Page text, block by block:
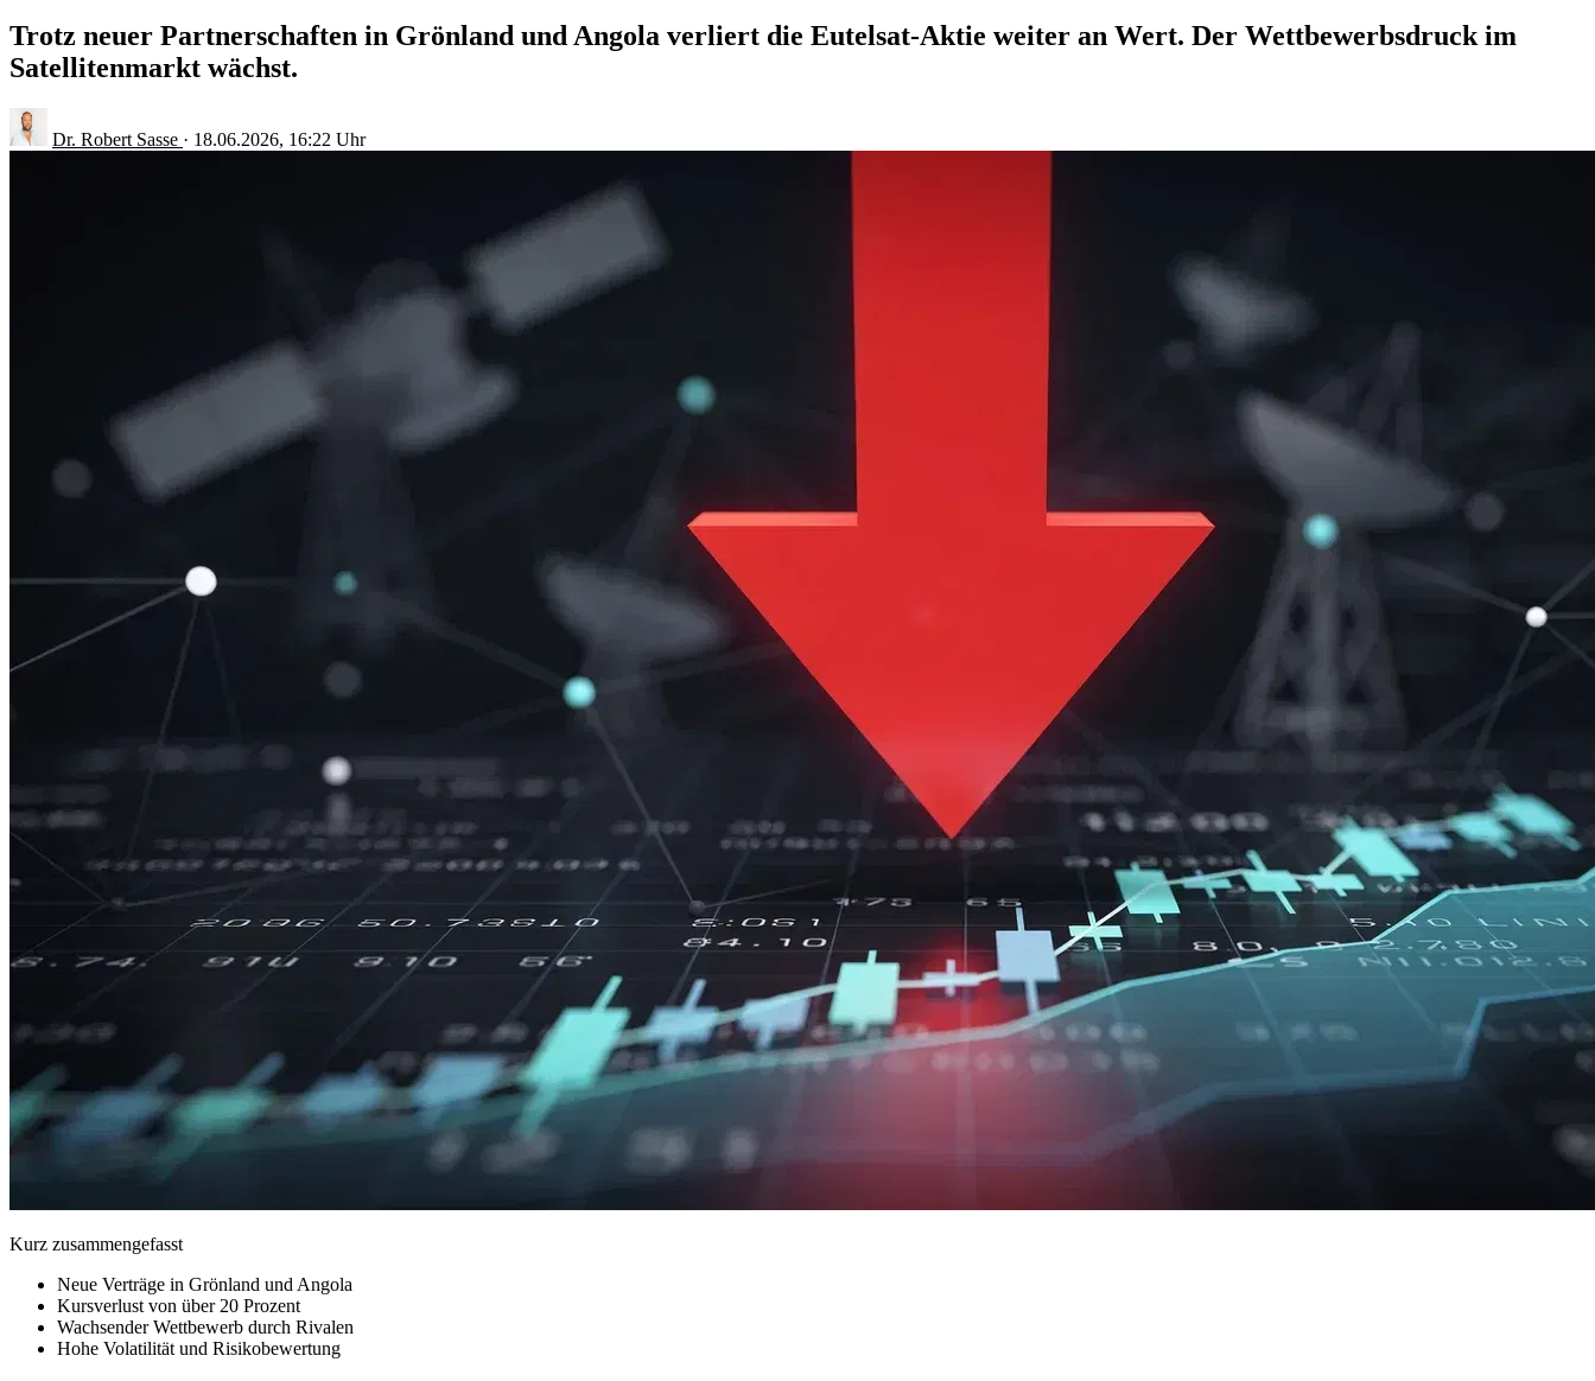
Trotz neuer Partnerschaften in Grönland und Angola verliert die Eutelsat-Aktie weiter an Wert. Der Wettbewerbsdruck im
Satellitenmarkt wächst.
Dr. Robert Sasse · 18.06.2026, 16:22 Uhr
Kurz zusammengefasst
Neue Verträge in Grönland und Angola
Kursverlust von über 20 Prozent
Wachsender Wettbewerb durch Rivalen
Hohe Volatilität und Risikobewertung